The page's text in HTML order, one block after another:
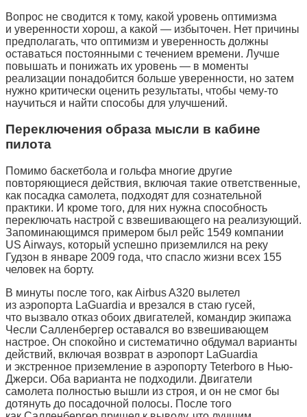
Вопрос не сводится к тому, какой уровень оптимизма
и уверенности хорош, а какой — избыточен. Нет причины
предполагать, что оптимизм и уверенность должны
оставаться постоянными с течением времени. Лучше
повышать и понижать их уровень — в моменты
реализации понадобится больше уверенности, но затем
нужно критически оценить результаты, чтобы чему-то
научиться и найти способы для улучшений.
Переключения образа мысли в кабине
пилота
Помимо баскетбола и гольфа многие другие
повторяющиеся действия, включая такие ответственные,
как посадка самолета, подходят для сознательной
практики. И кроме того, для них нужна способность
переключать настрой с взвешивающего на реализующий.
Запоминающимся примером был рейс 1549 компании
US Airways, который успешно приземлился на реку
Гудзон в январе 2009 года, что спасло жизни всех 155
человек на борту.
В минуты после того, как Airbus A320 вылетел
из аэропорта LaGuardia и врезался в стаю гусей,
что вызвало отказ обоих двигателей, командир экипажа
Чесли Салленбергер оставался во взвешивающем
настрое. Он спокойно и систематично обдумал варианты
действий, включая возврат в аэропорт LaGuardia
и экстренное приземление в аэропорту Teterboro в Нью-
Джерси. Оба варианта не подходили. Двигатели
самолета полностью вышли из строя, и он не смог бы
дотянуть до посадочной полосы. После того